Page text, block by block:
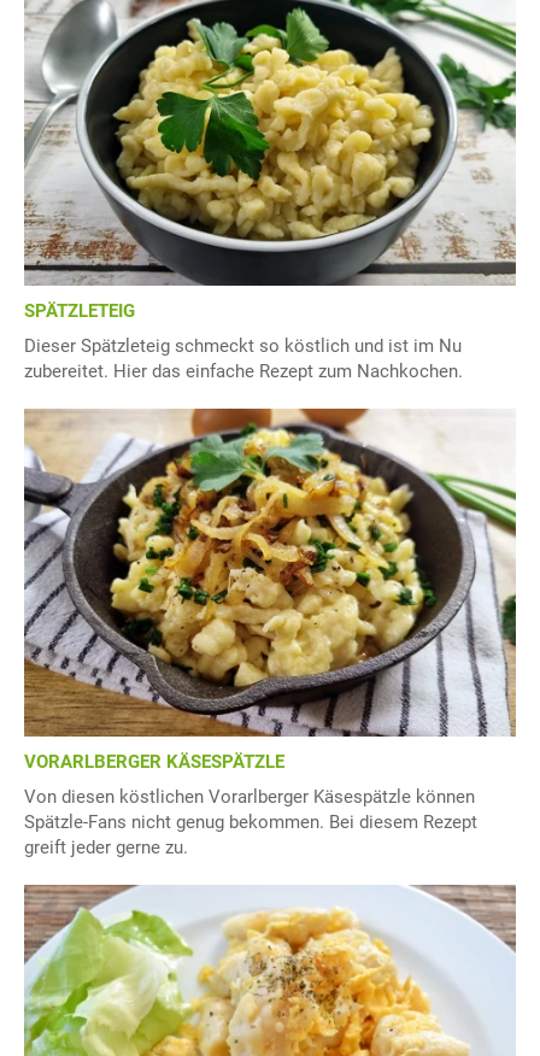
SPÄTZLETEIG
Dieser Spätzleteig schmeckt so köstlich und ist im Nu
zubereitet. Hier das einfache Rezept zum Nachkochen.
VORARLBERGER KÄSESPÄTZLE
Von diesen köstlichen Vorarlberger Käsespätzle können
Spätzle-Fans nicht genug bekommen. Bei diesem Rezept
greift jeder gerne zu.